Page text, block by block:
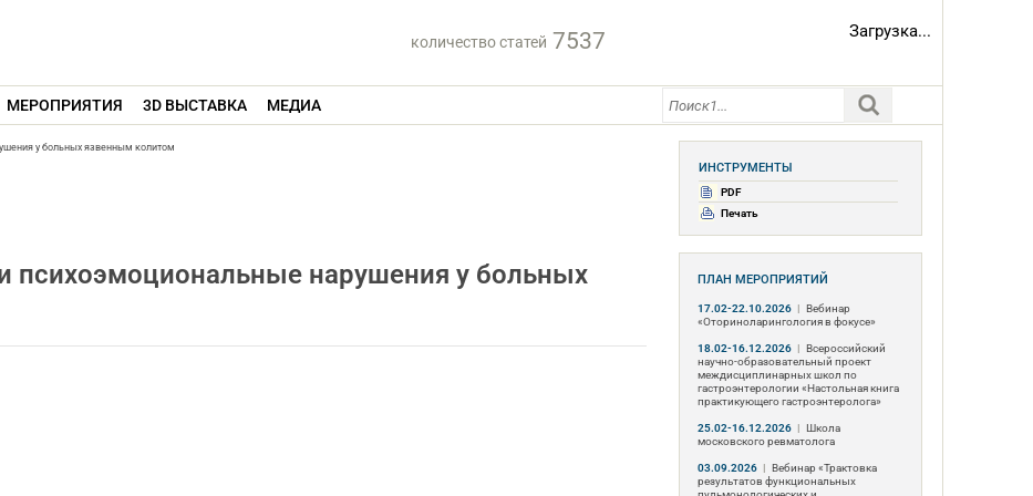
количество статей 7537 Загрузка...
МЕРОПРИЯТИЯ 3D ВЫСТАВКА МЕДИА
у больных язвенным колитом
психоэмоциональные нарушения у больных
ИНСТРУМЕНТЫ
PDF
Печать
ПЛАН МЕРОПРИЯТИЙ
17.02-22.10.2026 | Вебинар
«Оториноларингология в фокусе»
18.02-16.12.2026 | Всероссийский
научно-образовательный проект
междисциплинарных школ по
гастроэнтерологии «Настольная книга
практикующего гастроэнтеролога»
25.02-16.12.2026 | Школа
московского ревматолога
03.09.2026 | Вебинар «Трактовка
результатов функциональных